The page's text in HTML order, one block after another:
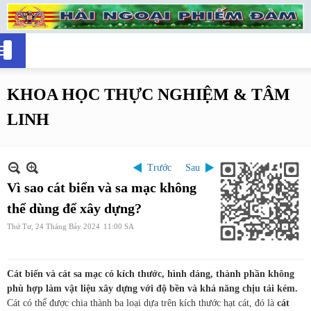
KHOA HỌC THỰC NGHIỆM & TÂM
LINH
Trước Sau
Vì sao cát biển và sa mạc không
thể dùng để xây dựng?
Thứ Tư, 24 Tháng Bảy 2024 11:00 SA
Cát biển và cát sa mạc có kích thước, hình dáng, thành phần không
phù hợp làm vật liệu xây dựng với độ bền và khả năng chịu tải kém.
Cát có thể được chia thành ba loại dựa trên kích thước hạt cát, đó là cát